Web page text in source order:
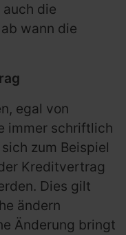
die
wann die
egal von
immer schriftlich
zum Beispiel
Kreditvertrag
Dies gilt
ändern
Änderung bringt